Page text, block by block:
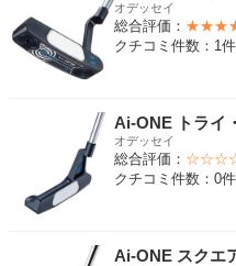
オデッセイ
総合評価：
クチコミ件数：1件
Ai-ONE トライ
オデッセイ
総合評価：
クチコミ件数：0件
Ai-ONE スクエ